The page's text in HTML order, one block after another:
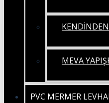
MEVA
PVC MERMER